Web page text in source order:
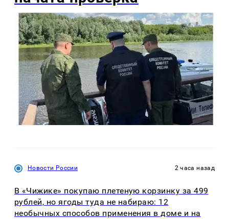
Новости России 2 часа назад
В «Чижике» покупаю плетеную корзинку за 499
рублей, но ягоды туда не набираю: 12
необычных способов применения в доме и на